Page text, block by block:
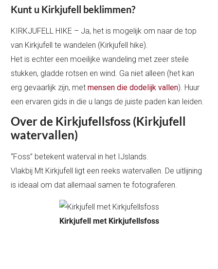
Kunt u Kirkjufell beklimmen?
KIRKJUFELL HIKE – Ja, het is mogelijk om naar de top
van Kirkjufell te wandelen (Kirkjufell hike).
Het is echter een moeilijke wandeling met zeer steile
stukken, gladde rotsen en wind. Ga niet alleen (het kan
erg gevaarlijk zijn, metmensen die dodelijk vallen). Huur
een ervaren gids in die u langs de juiste paden kan leiden.
Over de Kirkjufellsfoss (Kirkjufell
watervallen)
“Foss” betekent waterval in het IJslands.
Vlakbij Mt Kirkjufell ligt een reeks watervallen. De uitlijning
is ideaal om dat allemaal samen te fotograferen.
Kirkjufell met Kirkjufellsfoss